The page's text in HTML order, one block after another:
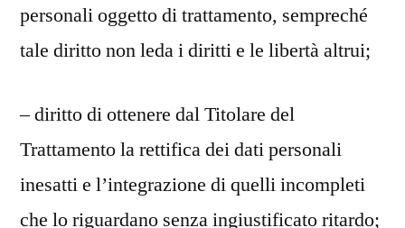
personali oggetto di trattamento, sempreché
tale diritto non leda i diritti e le libertà altrui;
– diritto di ottenere dal Titolare del
Trattamento la rettifica dei dati personali
inesatti e l’integrazione di quelli incompleti
che lo riguardano senza ingiustificato ritardo;